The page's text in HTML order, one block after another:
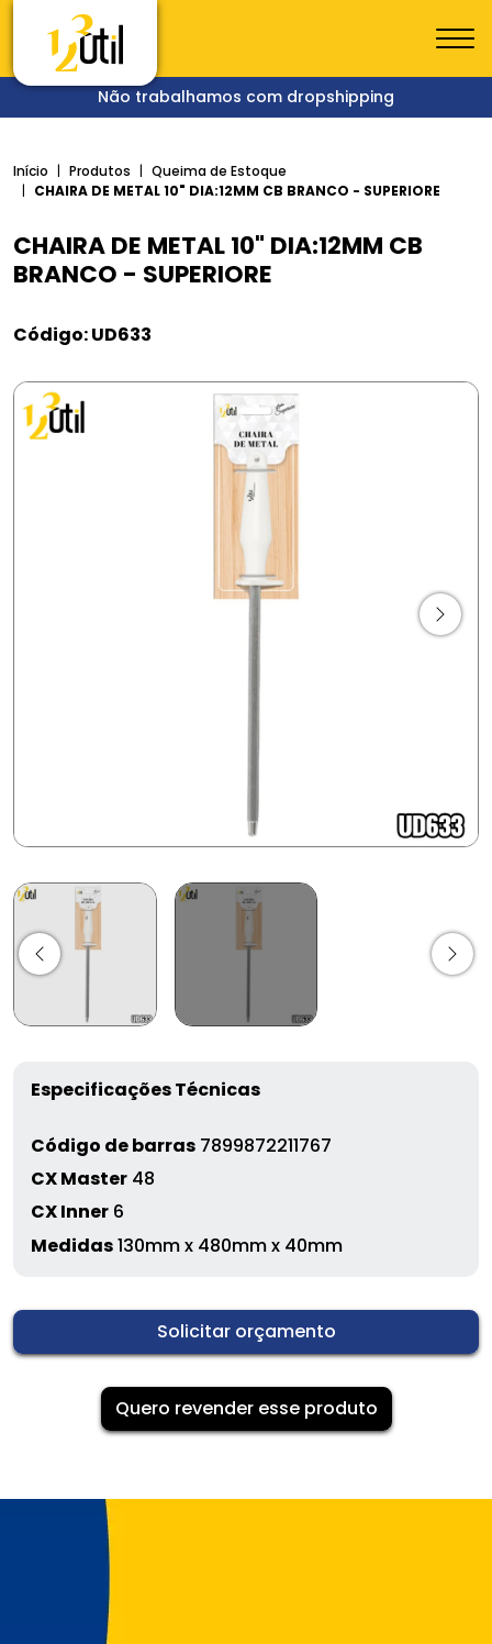
Não trabalhamos com dropshipping
Início Produtos
Queima de Estoque
CHAIRA DE METAL 10" DIA:12MM CB BRANCO - SUPERIORE
CHAIRA DE METAL 10" DIA:12MM CB
BRANCO - SUPERIORE
Código: UD633
Especificações Técnicas
Código de barras 7899872211767
CX Master 48
CX Inner 6
Medidas130mm x 480mm x 40mm
Solicitar orçamento
Quero revender esse produto